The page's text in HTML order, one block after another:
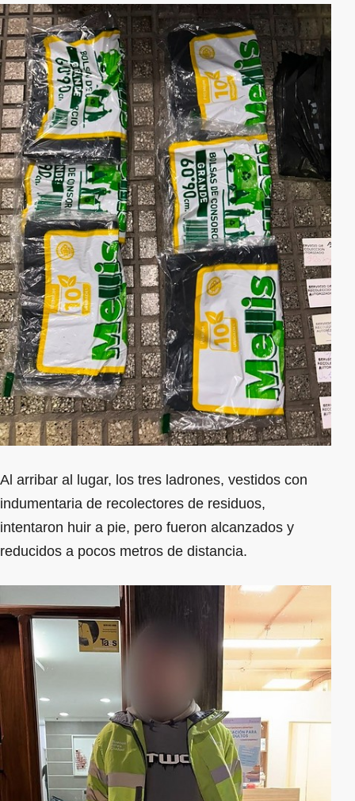
Al arribar al lugar, los tres ladrones, vestidos con
indumentaria de recolectores de residuos,
intentaron huir a pie, pero fueron alcanzados y
reducidos a pocos metros de distancia.